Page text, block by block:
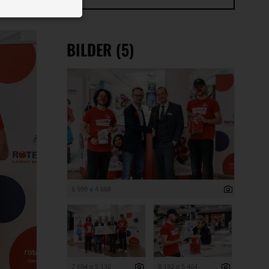
BILDER (5)
6 999 x 4 668
7 694 x 5 132 8 192 x 5 464